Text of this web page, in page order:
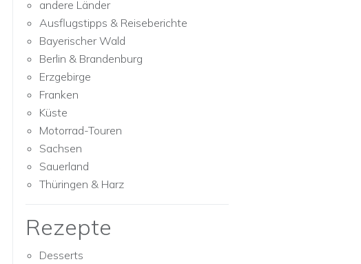
andere Länder
Ausflugstipps & Reiseberichte
Bayerischer Wald
Berlin & Brandenburg
Erzgebirge
Franken
Küste
Motorrad-Touren
Sachsen
Sauerland
Thüringen & Harz
Rezepte
Desserts